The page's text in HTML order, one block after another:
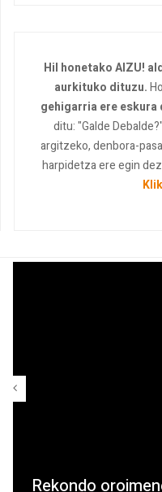
Hil honetako AIZU!
aurkituko dituzu.
gehigarria ere eskura
ditu: "Galde
argitzeko, denbora-
harpidetza ere egin
Rekondo